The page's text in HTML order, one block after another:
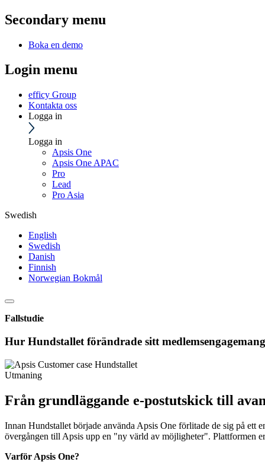
Secondary menu
Boka en demo
Login menu
efficy Group
Kontakta oss
Logga in
Logga in
Apsis One
Apsis One APAC
Pro
Lead
Pro Asia
Swedish
English
Swedish
Danish
Finnish
Norwegian Bokmål
Fallstudie
Hur Hundstallet förändrade sitt
Utmaning
Från grundläggande e-postutskick till
Innan Hundstallet började använda Apsis One förlitade de sig på ett
övergången till Apsis upp en "ny värld av möjligheter". Plattformen
Varför Apsis One?